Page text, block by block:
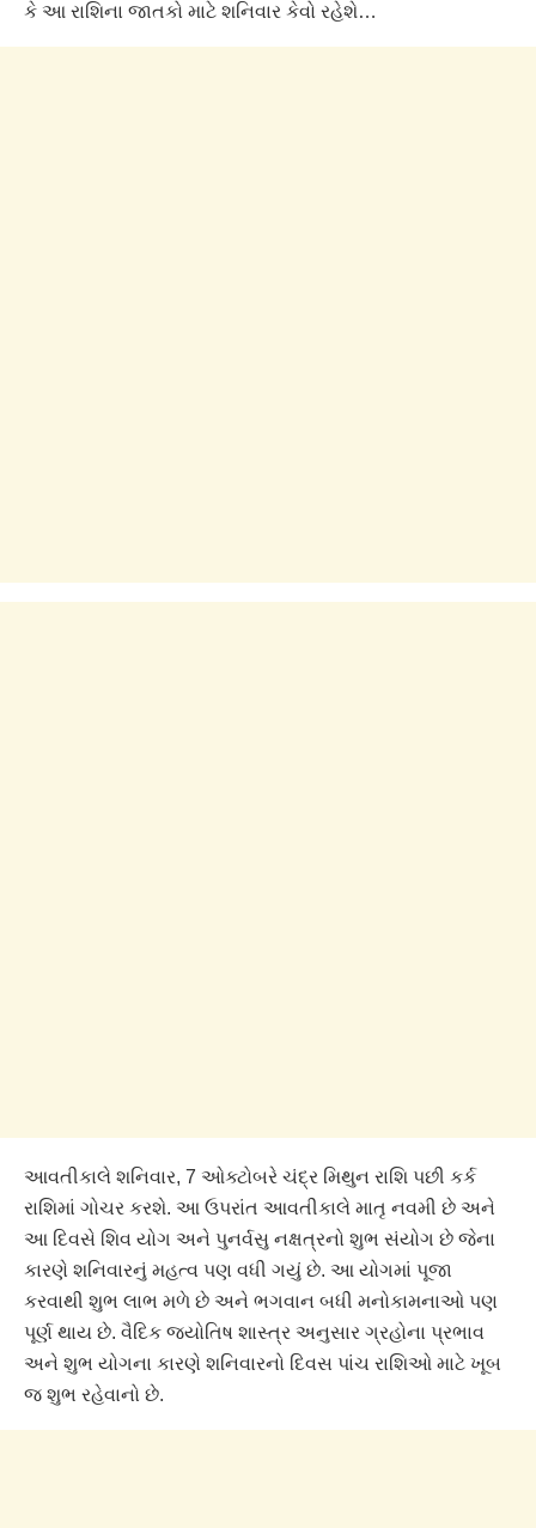
કે આ રાશિના જાતકો માટે શનિવાર કેવો રહેશે…
આવતીકાલે શનિવાર, 7 ઓક્ટોબરે ચંદ્ર મિથુન રાશિ પછી કર્ક
રાશિમાં ગોચર કરશે. આ ઉપરાંત આવતીકાલે માતૃ નવમી છે અને
આ દિવસે શિવ યોગ અને પુનર્વસુ નક્ષત્રનો શુભ સંયોગ છે જેના
કારણે શનિવારનું મહત્વ પણ વધી ગયું છે. આ યોગમાં પૂજા
કરવાથી શુભ લાભ મળે છે અને ભગવાન બધી મનોકામનાઓ પણ
પૂર્ણ થાય છે. વૈદિક જ્યોતિષ શાસ્ત્ર અનુસાર ગ્રહોના પ્રભાવ
અને શુભ યોગના કારણે શનિવારનો દિવસ પાંચ રાશિઓ માટે ખૂબ
જ શુભ રહેવાનો છે.